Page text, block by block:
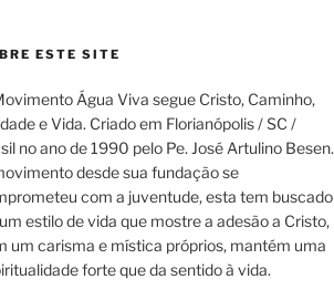
ESTE SITE
Água Viva segue Cristo, Caminho,
e Vida. Criado em Florianópolis / SC /
no ano de 1990 pelo Pe. José Artulino Besen.
desde sua fundação se
com a juventude, esta tem buscado
estilo de vida que mostre a adesão a Cristo,
um carisma e mística próprios, mantém uma
forte que da sentido à vida.